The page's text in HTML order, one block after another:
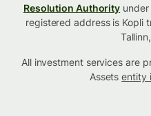
Resolution Authority under
registered address is Kopli
All investment services are
Assetsentity